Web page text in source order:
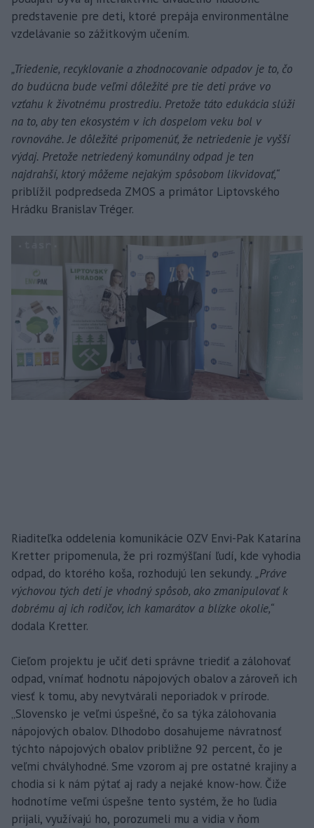
predstavenie pre deti, ktoré prepája environmentálne
vzdelávanie so zážitkovým učením.
„Triedenie, recyklovanie a zhodnocovanie odpadov je to, čo
do budúcna bude veľmi dôležité pre tie deti práve vo
vzťahu k životnému prostrediu. Pretože táto edukácia slúži
na to, aby ten ekosystém v ich dospelom veku bol v
rovnováhe. Je dôležité pripomenúť, že netriedenie je vyšší
výdaj. Pretože netriedený komunálny odpad je ten
najdrahší, ktorý môžeme nejakým spôsobom likvidovať,“
priblížil podpredseda ZMOS a primátor Liptovského
Hrádku Branislav Tréger.
Riaditeľka oddelenia komunikácie OZV Envi-Pak Katarína
Kretter pripomenula, že pri rozmýšľaní ľudí, kde vyhodia
odpad, do ktorého koša, rozhodujú len sekundy. „Práve
výchovou tých detí je vhodný spôsob, ako zmanipulovať k
dobrému aj ich rodičov, ich kamarátov a blízke okolie,“
dodala Kretter.
Cieľom projektu je učiť deti správne triediť a zálohovať
odpad, vnímať hodnotu nápojových obalov a zároveň ich
viesť k tomu, aby nevytvárali neporiadok v prírode.
„Slovensko je veľmi úspešné, čo sa týka zálohovania
nápojových obalov. Dlhodobo dosahujeme návratnosť
týchto nápojových obalov približne 92 percent, čo je
veľmi chvályhodné. Sme vzorom aj pre ostatné krajiny a
chodia si k nám pýtať aj rady a nejaké know-how. Čiže
hodnotíme veľmi úspešne tento systém, že ho ľudia
prijali, využívajú ho, porozumeli mu a vidia v ňom